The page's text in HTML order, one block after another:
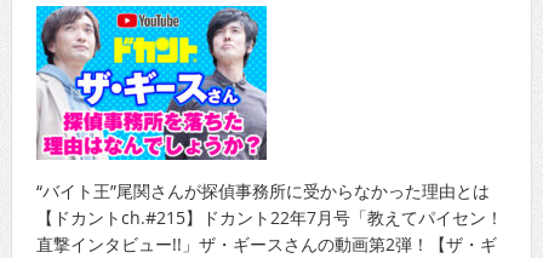
“バイト王”尾関さんが探偵事務所に受からなかった理由とは
【ドカントch.#215】ドカント22年7月号「教えてパイセン！
直撃インタビュー!!」ザ・ギースさんの動画第2弾！【ザ・ギ